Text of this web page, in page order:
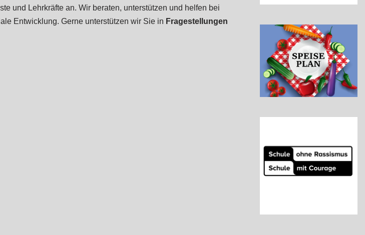
und Lehrkräfte an. Wir beraten, unterstützen und helfen bei
Entwicklung. Gerne unterstützen wir Sie in Fragestellungen